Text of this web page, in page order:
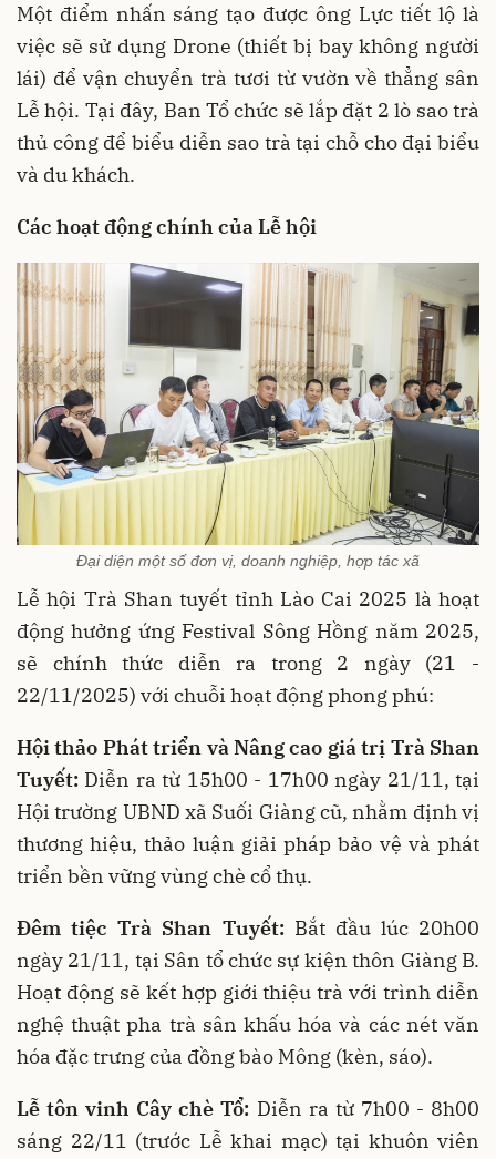
Một điểm nhấn sáng tạo được ông Lực tiết lộ là
việc sẽ sử dụng Drone (thiết bị bay không người
lái) để vận chuyển trà tươi từ vườn về thẳng sân
Lễ hội. Tại đây, Ban Tổ chức sẽ lắp đặt 2 lò sao trà
thủ công để biểu diễn sao trà tại chỗ cho đại biểu
và du khách.
Các hoạt động chính của Lễ hội
Đại diện một số đơn vị, doanh nghiệp, hợp tác xã
Lễ hội Trà Shan tuyết tỉnh Lào Cai 2025 là hoạt
động hưởng ứng Festival Sông Hồng năm 2025,
sẽ chính thức diễn ra trong 2 ngày (21 -
22/11/2025) với chuỗi hoạt động phong phú:
Hội thảo Phát triển và Nâng cao giá trị Trà Shan
Tuyết: Diễn ra từ 15h00 - 17h00 ngày 21/11, tại
Hội trường UBND xã Suối Giàng cũ, nhằm định vị
thương hiệu, thảo luận giải pháp bảo vệ và phát
triển bền vững vùng chè cổ thụ.
Đêm tiệc Trà Shan Tuyết:Bắt đầu lúc 20h00
ngày 21/11, tại Sân tổ chức sự kiện thôn Giàng B.
Hoạt động sẽ kết hợp giới thiệu trà với trình diễn
nghệ thuật pha trà sân khấu hóa và các nét văn
hóa đặc trưng của đồng bào Mông (kèn, sáo).
Lễ tôn vinh Cây chè Tổ: Diễn ra từ 7h00 - 8h00
sáng 22/11 (trước Lễ khai mạc) tại khuôn viên